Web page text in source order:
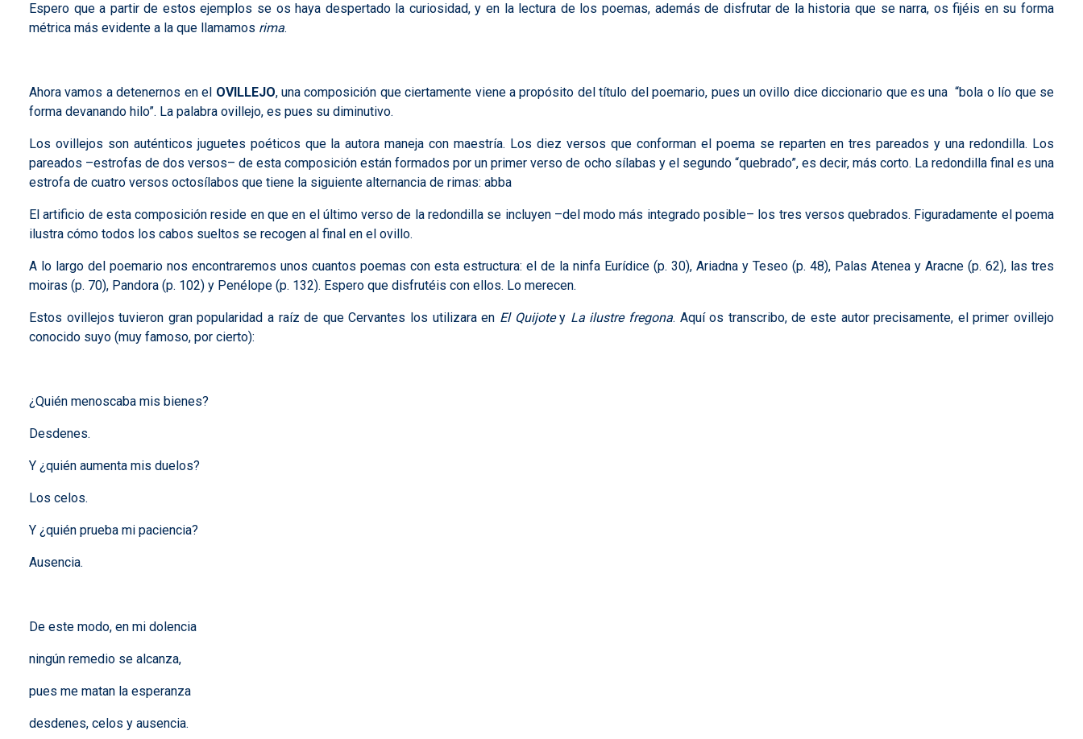
Espero que a partir de estos ejemplos se os haya despertado la curiosidad, y en la lectura de los poemas, además de disfrutar de la historia que se narra, os fijéis en su forma
métrica más evidente a la que llamamos rima.
Ahora vamos a detenernos en el OVILLEJO, una composición que ciertamente viene a propósito del título del poemario, pues un ovillo dice diccionario que es una “bola o lío que se
forma devanando hilo”. La palabra ovillejo, es pues su diminutivo.
Los ovillejos son auténticos juguetes poéticos que la autora maneja con maestría. Los diez versos que conforman el poema se reparten en tres pareados y una redondilla. Los
pareados –estrofas de dos versos– de esta composición están formados por un primer verso de ocho sílabas y el segundo “quebrado”, es decir, más corto. La redondilla final es una
estrofa de cuatro versos octosílabos que tiene la siguiente alternancia de rimas: abba
El artificio de esta composición reside en que en el último verso de la redondilla se incluyen –del modo más integrado posible– los tres versos quebrados. Figuradamente el poema
ilustra cómo todos los cabos sueltos se recogen al final en el ovillo.
A lo largo del poemario nos encontraremos unos cuantos poemas con esta estructura: el de la ninfa Eurídice (p. 30), Ariadna y Teseo (p. 48), Palas Atenea y Aracne (p. 62), las tres
moiras (p. 70), Pandora (p. 102) y Penélope (p. 132). Espero que disfrutéis con ellos. Lo merecen.
Estos ovillejos tuvieron gran popularidad a raíz de que Cervantes los utilizara en El Quijotey La ilustre fregona. Aquí os transcribo, de este autor precisamente, el primer ovillejo
conocido suyo (muy famoso, por cierto):
¿Quién menoscaba mis bienes?
Desdenes.
Y ¿quién aumenta mis duelos?
Los celos.
Y ¿quién prueba mi paciencia?
Ausencia.
De este modo, en mi dolencia
ningún remedio se alcanza,
pues me matan la esperanza
desdenes, celos y ausencia.